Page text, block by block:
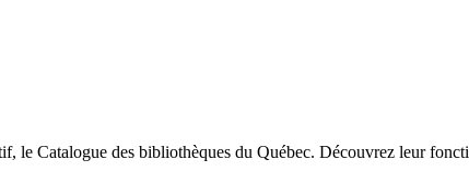
Catalogue des bibliothèques du Québec. Découvrez leur